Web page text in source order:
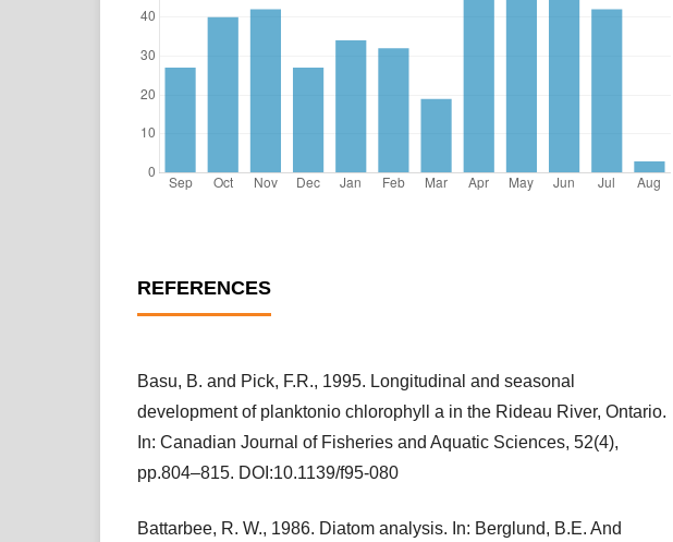
REFERENCES
Basu, B. and Pick, F.R., 1995. Longitudinal and seasonal
development of planktonio chlorophyll a in the Rideau River, Ontario.
In: Canadian Journal of Fisheries and Aquatic Sciences, 52(4),
pp.804–815. DOI:10.1139/f95-080
Battarbee, R. W., 1986. Diatom analysis. In: Berglund, B.E. And